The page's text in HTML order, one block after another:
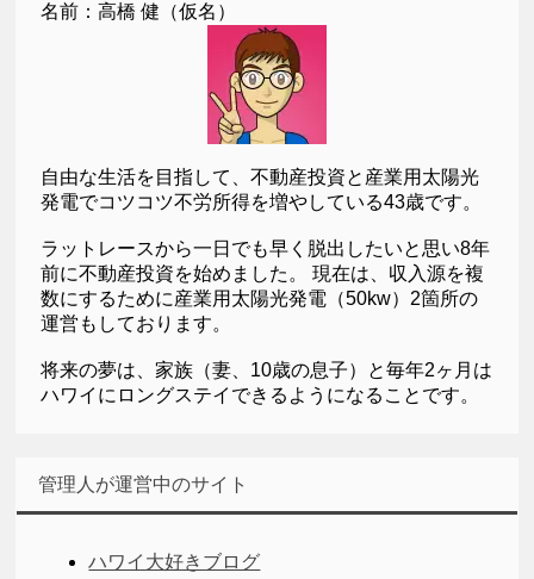
名前：高橋 健（仮名）
自由な生活を目指して、不動産投資と産業用太陽光
発電でコツコツ不労所得を増やしている43歳です。
ラットレースから一日でも早く脱出したいと思い8年
前に不動産投資を始めました。 現在は、収入源を複
数にするために産業用太陽光発電（50kw）2箇所の
運営もしております。
将来の夢は、家族（妻、10歳の息子）と毎年2ヶ月は
ハワイにロングステイできるようになることです。
管理人が運営中のサイト
ハワイ大好きブログ